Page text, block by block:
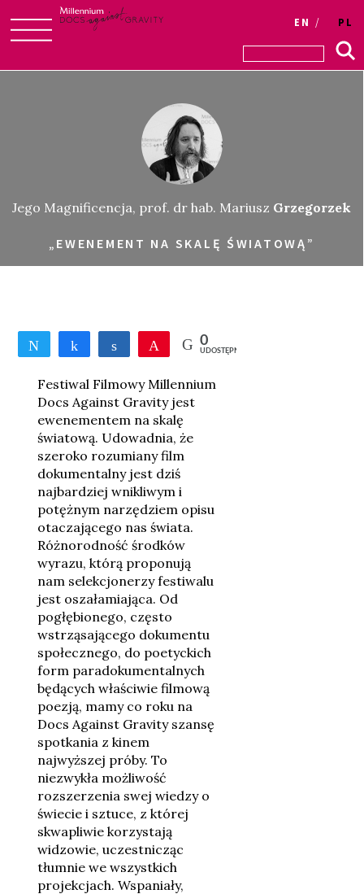
to
EN PL
Jego Magnificencja, prof. dr hab. Mariusz Grzegorzek
„EWENEMENT NA SKALĘ ŚWIATOWĄ”
Tweetnij UdostępnijUdostępnijPrzypnij
0
UDOSTĘPNIEŃ
Festiwal Filmowy Millennium
Docs Against Gravity jest
ewenementem na skalę
światową. Udowadnia, że
szeroko rozumiany film
dokumentalny jest dziś
najbardziej wnikliwym i
potężnym narzędziem opisu
otaczającego nas świata.
Różnorodność środków
wyrazu, którą proponują
nam selekcjonerzy festiwalu
jest oszałamiająca. Od
pogłębionego, często
wstrząsającego dokumentu
społecznego, do poetyckich
form paradokumentalnych
będących właściwie filmową
poezją, mamy co roku na
Docs Against Gravity szansę
spotkania z kinem
najwyższej próby. To
niezwykła możliwość
rozszerzenia swej wiedzy o
świecie i sztuce, z której
skwapliwie korzystają
widzowie, uczestnicząc
tłumnie we wszystkich
projekcjach. Wspaniały,